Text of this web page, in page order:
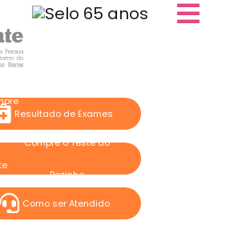
Resultado de Exames
Compre o Teste do
Pezinho
Como ser Atendido